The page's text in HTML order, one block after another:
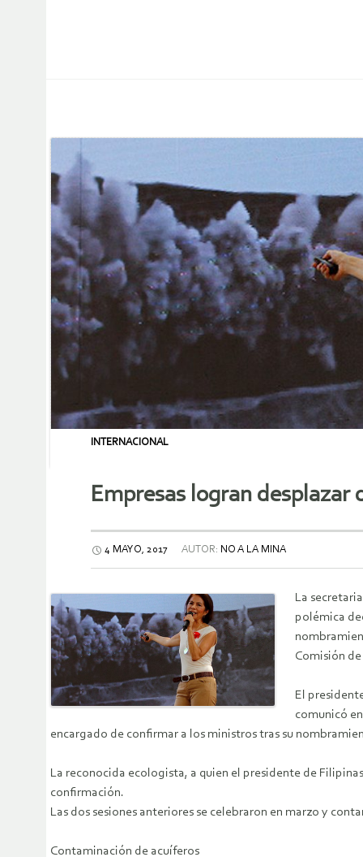
INTERNACIONAL
Empresas logran
4 MAYO, 2017 AUTOR: NO A LA MINA
La
polémica
Comisión
El
comunicó
encargado de confirmar a los ministros tras su
La reconocida ecologista, a quien el presidente de
confirmación.
Las dos sesiones anteriores se celebraron en marzo y
Contaminación de acuíferos